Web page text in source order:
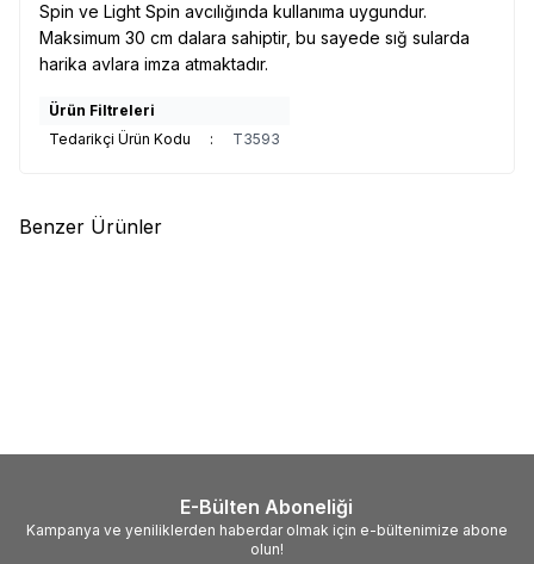
Spin ve Light Spin avcılığında kullanıma uygundur.
Maksimum 30 cm dalara sahiptir, bu sayede sığ sularda
harika avlara imza atmaktadır.
Ürün Filtreleri
Tedarikçi Ürün Kodu
: T3593
Benzer Ürünler
E-Bülten Aboneliği
Kampanya ve yeniliklerden haberdar olmak için e-bültenimize abone
olun!